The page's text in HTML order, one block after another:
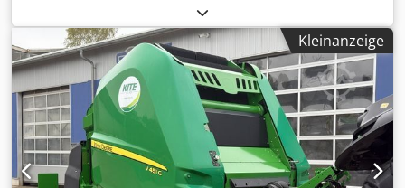
/ / / / / Cedpfx Aeqrrx Hep Ejha
Kleinanzeige